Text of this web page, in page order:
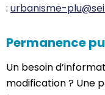
: urbanisme-
Permanence
Un besoin
modification ? Une